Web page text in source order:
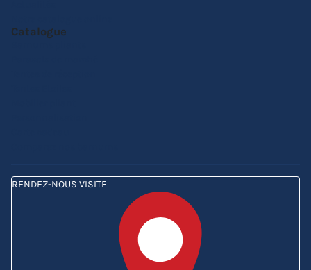
Catalogue
RENDEZ-NOUS VISITE